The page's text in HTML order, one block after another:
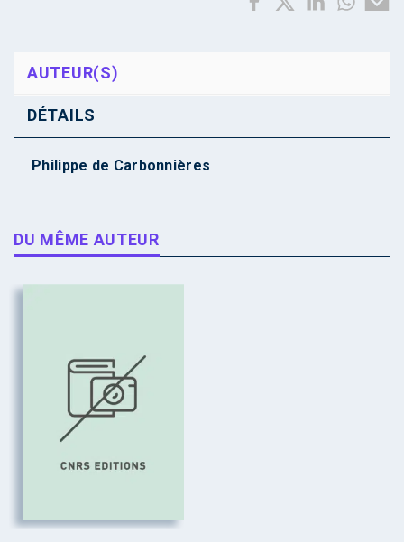
AUTEUR(S)
DÉTAILS
Philippe de Carbonnières
DU MÊME AUTEUR